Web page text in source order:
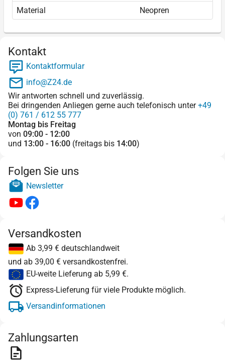
Material
Neopren
Kontakt
Kontaktformular
info@Z24.de
Wir antworten schnell und zuverlässig.
Bei dringenden Anliegen gerne auch telefonisch unter+49
(0) 761 / 612 55 777
Montag bis Freitag
von 09:00 - 12:00
und 13:00 - 16:00 (freitags bis 14:00)
Folgen Sie uns
Newsletter
Versandkosten
Ab 3,99 € deutschlandweit
und ab 39,00 € versandkostenfrei.
EU-weite Lieferung ab 5,99 €.
Express-Lieferung für viele Produkte möglich.
Versandinformationen
Zahlungsarten